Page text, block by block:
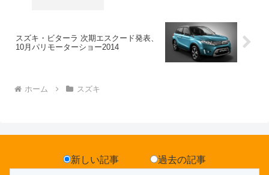
スズキ・ビターラ 次期エスクード発表、
10月パリモーターショー2014
ホーム スズキ
新しい記事 過去の記事